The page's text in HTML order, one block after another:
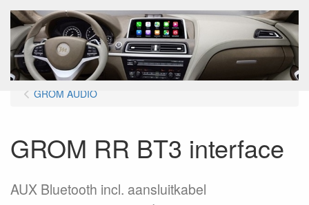
Menu
GROM AUDIO
GROM RR BT3 interface
AUX Bluetooth incl. aansluitkabel